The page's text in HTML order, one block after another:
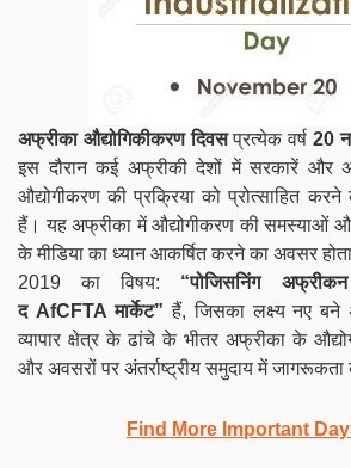
अफ्रीका औद्योगिकीकरण दिवसप्रत्येक वर्ष20
इस दौरान कई अफ्रीकी देशों में सरकारें और
औद्योगीकरण की प्रक्रिया को प्रोत्साहित
हैं। यह अफ्रीका में औद्योगीकरण की समस्याओं और
के मीडिया का ध्यान आकर्षित करने का अवसर
2019 का विषय: “पोजिसनिंग
द AfCFTA मार्केट” हैं, जिसका लक्ष्य नए बने
व्यापार क्षेत्र के ढांचे के भीतर अफ्रीका के
और अवसरों पर अंतर्राष्ट्रीय समुदाय में जागरूकता
Find More Important